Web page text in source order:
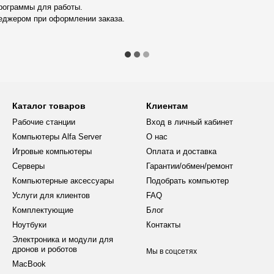
без существенных задержек.
P4000 с объёмом памяти
задач, а не только для игр.
— будь то компьютер для
CAD проектирования
DisplayPort с
возможность подключать
графическими
для работы.
при оформлении заказа.
Каталог товаров
Рабочие станции
Компьютеры Alfa Server
Игровые компьютеры
Серверы
Компьютерные аксессуары
Услуги для клиентов
Комплектующие
Ноутбуки
Электроника и модули для
дронов и роботов
MacBook
Клиентам
Вход в личный кабинет
О нас
Оплата и доставка
Гарантии/обмен/ремонт
Подобрать компьютер
FAQ
Блог
Контакты
Мы в соцсетях